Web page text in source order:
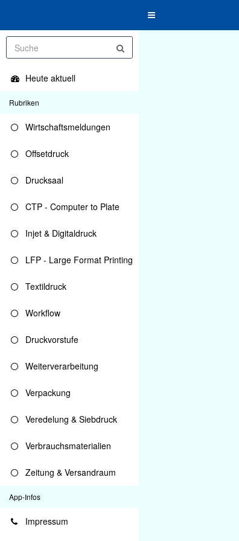
Toggle
Heute aktuell
Rubriken
Wirtschaftsmeldungen
Offsetdruck
Drucksaal
CTP - Computer to Plate
Injet & Digitaldruck
LFP - Large Format Printing
Textildruck
Workflow
Druckvorstufe
Weiterverarbeitung
Verpackung
Veredelung & Siebdruck
Verbrauchsmaterialien
Zeitung & Versandraum
App-Infos
Impressum